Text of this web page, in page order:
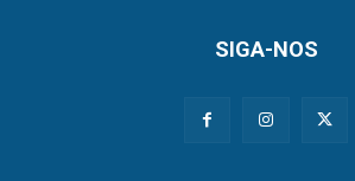
SIGA-NOS